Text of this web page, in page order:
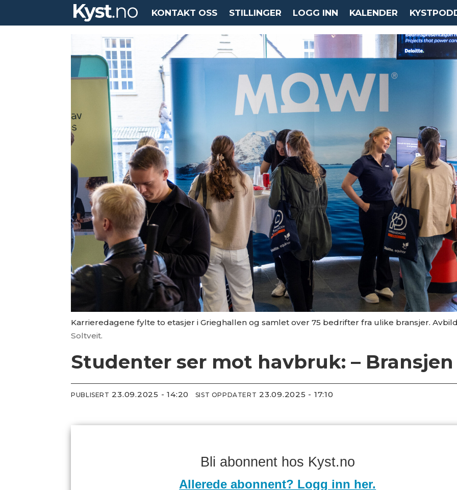
KONTAKT OSS STILLINGER LOGG INN KALENDER
Karrieredagene fylte to etasjer i Grieghallen og samlet over 75 bedrifter fra ulike bransjer.
Soltveit.
Studenter ser mot havbruk: –
PUBLISERT 23.09.2025 - 14:20 SIST OPPDATERT 23.09.2025 - 17:10
Bli abonnent hos Kyst.no
Allerede abonnent? Logg inn her.